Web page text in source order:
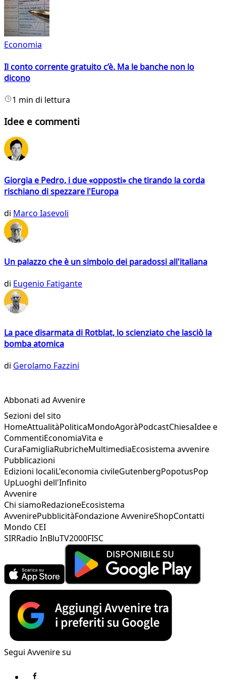
Economia
Il conto corrente gratuito c’è. Ma le banche non lo
dicono
1 min di lettura
Idee e commenti
Giorgia e Pedro, i due «opposti» che tirando la corda
rischiano di spezzare l'Europa
di Marco Iasevoli
Un palazzo che è un simbolo dei paradossi all'italiana
di Eugenio Fatigante
La pace disarmata di Rotblat, lo scienziato che lasciò la
bomba atomica
di Gerolamo Fazzini
Abbonati ad Avvenire
Sezioni del sito
HomeAttualitàPoliticaMondoAgoràPodcastChiesaIdee e
CommentiEconomiaVita e
CuraFamigliaRubricheMultimediaEcosistema avvenire
Pubblicazioni
Edizioni localiL'economia civileGutenbergPopotusPop
UpLuoghi dell'Infinito
Avvenire
Chi siamoRedazioneEcosistema
AvvenirePubblicitàFondazione AvvenireShopContatti
Mondo CEI
SIRRadio InBluTV2000FISC
Segui Avvenire su